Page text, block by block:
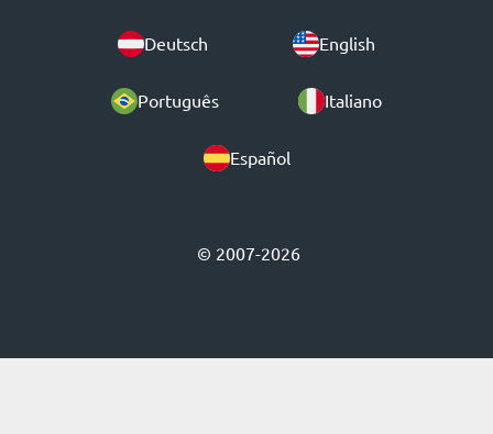
Deutsch English
Português Italiano
Español
© 2007-2026